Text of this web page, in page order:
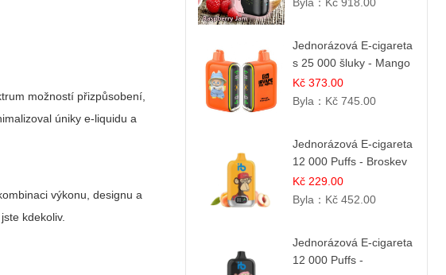
možností přizpůsobení,
úniky e-liquidu a
výkonu, designu a
kdekoliv.
Jednorázová E-cigareta
s 25 000 šluky - Mango
& Ananas | Exotická
ovocná směs
Kč 373.00
Byla： Kč 745.00
Jednorázová E-cigareta
12 000 Puffs - Broskev
& Ovocná Šťáva |
Osvěžující ovocná
Kč 229.00
Byla： Kč 452.00
Jednorázová E-cigareta
12 000 Puffs -